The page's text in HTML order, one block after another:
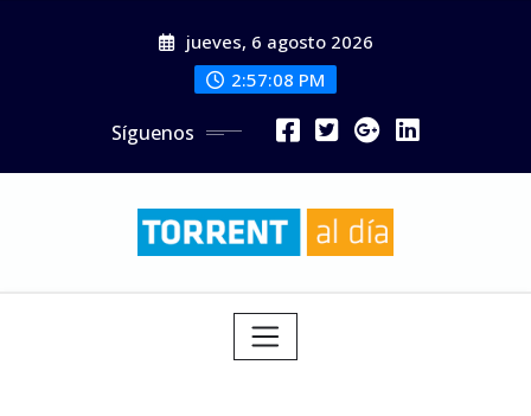
jueves, 6 agosto 2026
2:57:10 PM
Síguenos